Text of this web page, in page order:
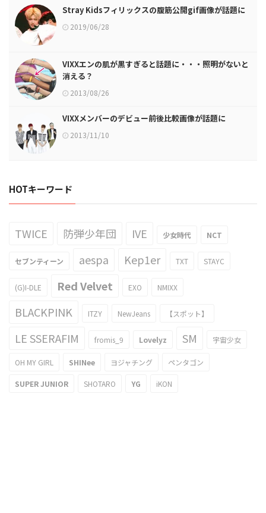
Stray Kidsフィリックスの腹筋公開gif画像が話題に
2019/06/28
VIXXエンの肌が黒すぎると話題に・・・照明がないと
消える？
2013/08/26
VIXXメンバーのデビュー前後比較画像が話題に
2013/11/10
HOTキーワード
TWICE 防弾少年団 IVE 少女時代 NCT
セブンティーン aespa Kep1er TXT STAYC
(G)I-DLE Red Velvet EXO NMIXX
BLACKPINK ITZY NewJeans 【スポット】
LE SSERAFIM fromis_9 Lovelyz SM 宇宙少女
OH MY GIRL SHINee ヨジャチング ペンタゴン
SUPER JUNIOR SHOTARO YG iKON